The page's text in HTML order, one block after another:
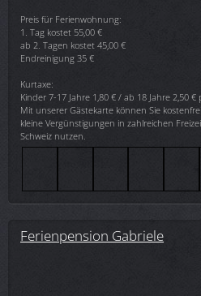
Preis für Ferienwohnung:
1. Tag kostet 55,00 €
ab 2. Tagen kostet 45,00 €
Endreinigung 35 €
Kurtaxe:
Kinder 7-17 Jahre 1,80 € / ab 18 Jahre 2,50
Mit unserer Gästekarte können Sie
kleine Vergünstigungen in zahlreichen
Schweiz nutzen.
Ferienpension Gabriele